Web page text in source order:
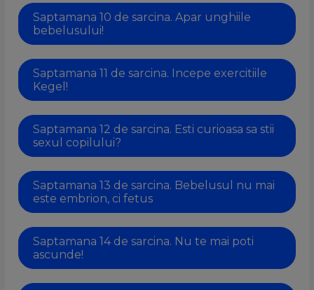
Saptamana 10 de sarcina. Apar unghiile
bebelusului!
Saptamana 11 de sarcina. Incepe exercitiile
Kegel!
Saptamana 12 de sarcina. Esti curioasa sa stii
sexul copilului?
Saptamana 13 de sarcina. Bebelusul nu mai
este embrion, ci fetus
Saptamana 14 de sarcina. Nu te mai poti
ascunde!